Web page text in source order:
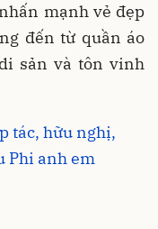
mạnh vẻ đẹp
đến từ quần áo
sản và tôn vinh
tác, hữu nghị,
Phi anh em